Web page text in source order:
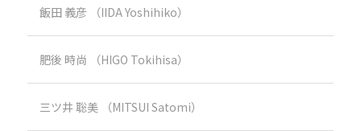
飯田 義彦 （IIDA Yoshihiko）
肥後 時尚 （HIGO Tokihisa）
三ツ井 聡美 （MITSUI Satomi）